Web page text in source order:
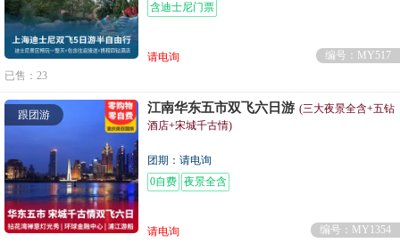
含迪士尼门票
请电询
编号：MY517
已售：23
跟团游 江南华东五市双飞六日游 (三大夜景全含+五钻
酒店+宋城千古情)
团期：请电询
0自费 夜景全含
请电询
编号：MY1354